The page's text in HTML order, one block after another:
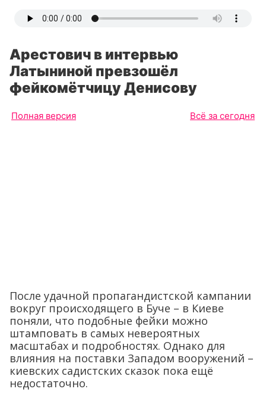
Арестович в интервью
Латыниной превзошёл
фейкомётчицу Денисову
Полная версия Всё за сегодня
После удачной пропагандистской кампании
вокруг происходящего в Буче – в Киеве
поняли, что подобные фейки можно
штамповать в самых невероятных
масштабах и подробностях. Однако для
влияния на поставки Западом вооружений –
киевских садистских сказок пока ещё
недостаточно.